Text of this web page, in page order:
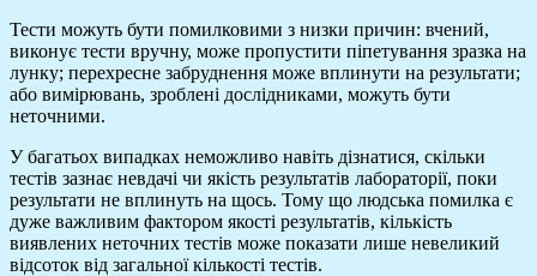
Тести можуть бути помилковими з низки причин: вчений,
виконує тести вручну, може пропустити піпетування зразка на
лунку; перехресне забруднення може вплинути на результати;
або вимірювань, зроблені дослідниками, можуть бути
неточними.
У багатьох випадках неможливо навіть дізнатися, скільки
тестів зазнає невдачі чи якість результатів лабораторії, поки
результати не вплинуть на щось. Тому що людська помилка є
дуже важливим фактором якості результатів, кількість
виявлених неточних тестів може показати лише невеликий
відсоток від загальної кількості тестів.